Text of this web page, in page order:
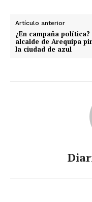
Artículo anterior
¿En campaña política?
alcalde de Arequipa
la ciudad de azul